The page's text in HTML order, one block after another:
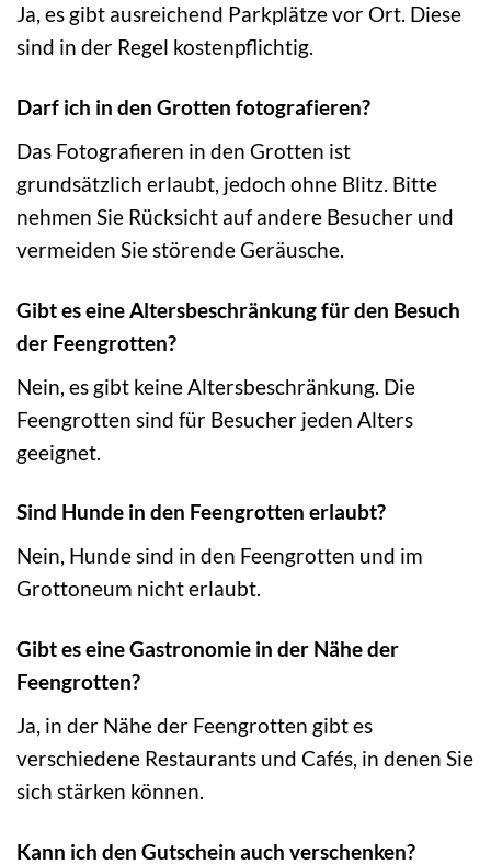
Ja, es gibt ausreichend Parkplätze vor Ort. Diese
sind in der Regel kostenpflichtig.
Darf ich in den Grotten fotografieren?
Das Fotografieren in den Grotten ist
grundsätzlich erlaubt, jedoch ohne Blitz. Bitte
nehmen Sie Rücksicht auf andere Besucher und
vermeiden Sie störende Geräusche.
Gibt es eine Altersbeschränkung für den Besuch
der Feengrotten?
Nein, es gibt keine Altersbeschränkung. Die
Feengrotten sind für Besucher jeden Alters
geeignet.
Sind Hunde in den Feengrotten erlaubt?
Nein, Hunde sind in den Feengrotten und im
Grottoneum nicht erlaubt.
Gibt es eine Gastronomie in der Nähe der
Feengrotten?
Ja, in der Nähe der Feengrotten gibt es
verschiedene Restaurants und Cafés, in denen Sie
sich stärken können.
Kann ich den Gutschein auch verschenken?